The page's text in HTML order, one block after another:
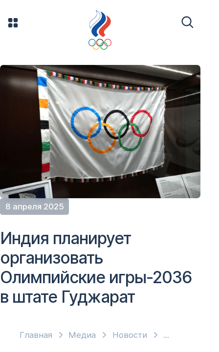
8 апреля 2025
Главная Медиа Новости
Индия планирует
организовать
Олимпийские игры-2036
в штате Гуджарат